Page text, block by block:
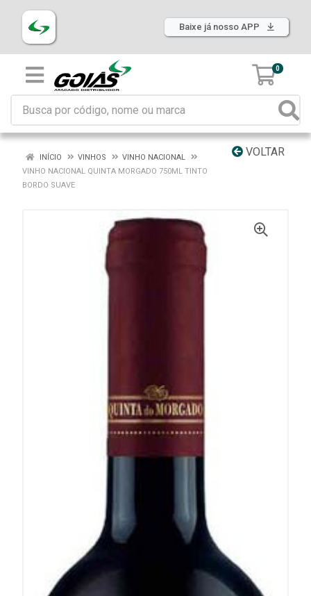
Baixe já nosso APP
0
VOLTAR
INÍCIO VINHOS
VINHO NACIONAL
VINHO NACIONAL QUINTA MORGADO 750ML TINTO
BORDO SUAVE